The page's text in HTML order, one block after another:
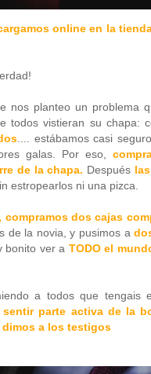
online en la
nos planteo un problema
todos vistieran su chapa:
.... estábamos casi
galas. Por eso,
de la chapa. Después
estropearlos ni una pizca.
dos cajas
de la novia, y pusimos a
bonito ver a TODO el
a todos que tengais
sentir parte activa de la
a los testigos